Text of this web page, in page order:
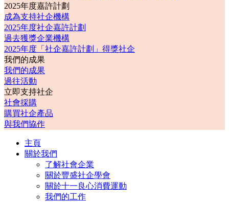
2025年度嘉許計劃
成為支持社企機構
2025年度社企嘉許計劃
過去獲獎企業機構
2025年度「社企嘉許計劃」得獎社企
我們的成果
我們的成果
過往活動
立即支持社企
社會採購
購買社企產品
與我們協作
主頁
關於我們
了解社會企業
關於豐盛社企學會
關於十一良心消費運動
我們的工作